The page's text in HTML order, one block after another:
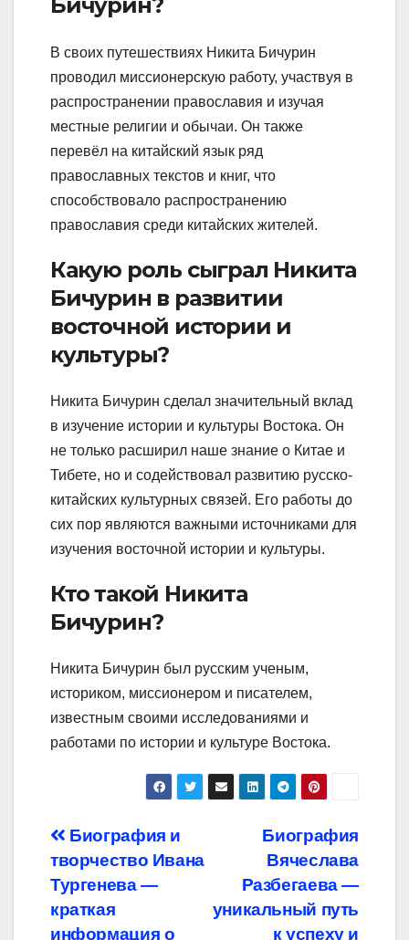
В своих путешествиях Никита Бичурин
проводил миссионерскую работу, участвуя в
распространении православия и изучая
местные религии и обычаи. Он также
перевёл на китайский язык ряд
православных текстов и книг, что
способствовало распространению
православия среди китайских жителей.
Какую роль сыграл Никита
Бичурин в развитии
восточной истории и
культуры?
Никита Бичурин сделал значительный вклад
в изучение истории и культуры Востока. Он
не только расширил наше знание о Китае и
Тибете, но и содействовал развитию русско-
китайских культурных связей. Его работы до
сих пор являются важными источниками для
изучения восточной истории и культуры.
Кто такой Никита
Бичурин?
Никита Бичурин был русским ученым,
историком, миссионером и писателем,
известным своими исследованиями и
работами по истории и культуре Востока.
Навигация
по
записям
Биография
Вячеслава
Разбегаева —
уникальный путь
к успеху и
Биография и
творчество Ивана
Тургенева —
краткая
информация о